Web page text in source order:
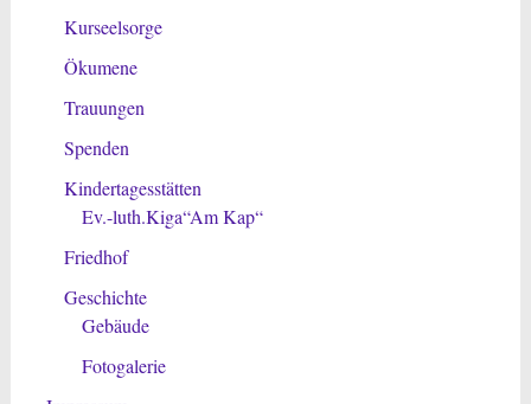
Kurseelsorge
Ökumene
Trauungen
Spenden
Kindertagesstätten
Ev.-luth.Kiga“Am Kap“
Friedhof
Geschichte
Gebäude
Fotogalerie